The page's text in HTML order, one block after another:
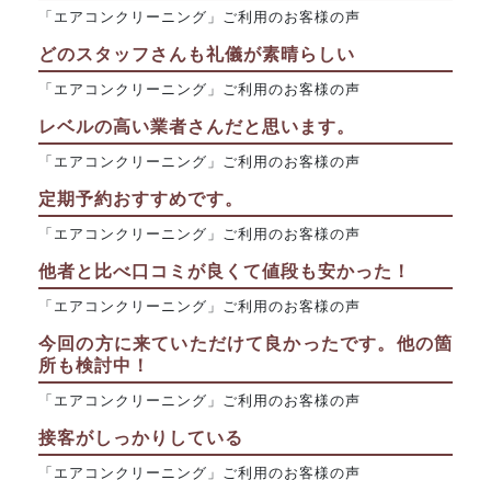
「エアコンクリーニング」ご利用のお客様の声
どのスタッフさんも礼儀が素晴らしい
「エアコンクリーニング」ご利用のお客様の声
レベルの高い業者さんだと思います。
「エアコンクリーニング」ご利用のお客様の声
定期予約おすすめです。
「エアコンクリーニング」ご利用のお客様の声
他者と比べ口コミが良くて値段も安かった！
「エアコンクリーニング」ご利用のお客様の声
今回の方に来ていただけて良かったです。他の箇
所も検討中！
「エアコンクリーニング」ご利用のお客様の声
接客がしっかりしている
「エアコンクリーニング」ご利用のお客様の声